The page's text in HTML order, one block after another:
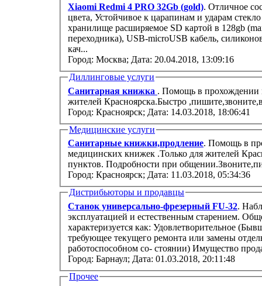
Xiaomi Redmi 4 PRO 32Gb (gold). Отличное
цвета, Устойчивое к царапинам и ударам
хранилище расширяемое SD картой в 128gb
переходника), USB-microUSB кабель,
кач...
Город: Москва; Дата: 20.04.2018, 13:09:16
Диллинговые услуги
Санитарная книжка . Помощь в прохождении
жителей Красноярска.Быстро
Город: Красноярск; Дата: 14.03.2018, 18:06:41
Медицинские услуги
Санитарные книжки,продление. Помощь в
медицинских книжек .Только для жителей
пунктов. Подробности при
Город: Красноярск; Дата: 11.03.2018, 05:34:36
Дистрибьюторы и продавцы
Станок универсально-фрезерный FU-32.
эксплуатацией и естественным старением.
характеризуется как: Удовлетворительное
требующее текущего ремонта или замены
работоспособном со- стоянии)
Город: Барнаул; Дата: 01.03.2018, 20:11:48
Прочее